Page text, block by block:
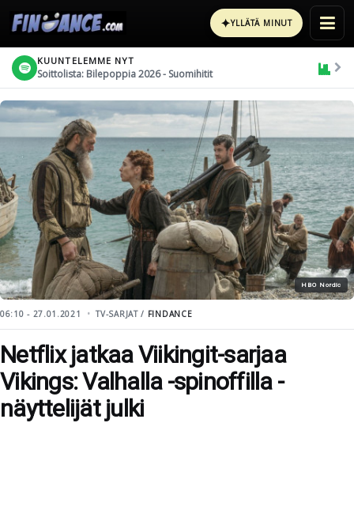
✦YLLÄTÄ MINUT
KUUNTELEMME NYT
Soittolista: Bilepoppia 2026 - Suomihitit
HBO Nordic
06:10 - 27.01.2021 TV-SARJAT / FINDANCE
Netflix jatkaa Viikingit-sarjaa
Vikings: Valhalla -spinoffilla -
näyttelijät julki